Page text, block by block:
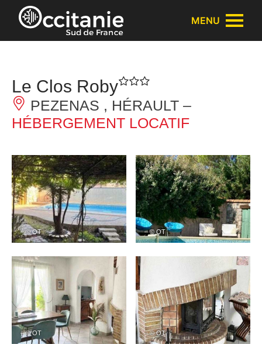
Panneau de gestion des cookies
MENU
Le Clos Roby
PEZENAS , HÉRAULT –
HÉBERGEMENT LOCATIF
– © OT – © OT
– © OT – © OT